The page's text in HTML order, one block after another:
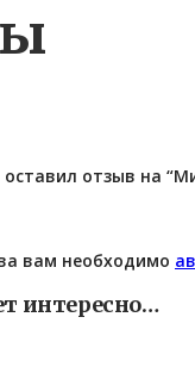
отзыв на
вам необходимо
интересно…